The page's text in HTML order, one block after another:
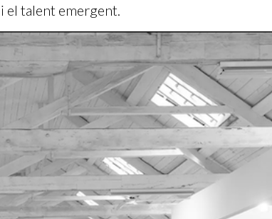
el talent emergent.